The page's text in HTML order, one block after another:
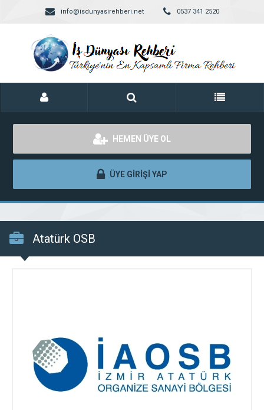
info@isdunyasirehberi.net 0537 341 2520
HEMEN ÜYE OL
ÜYE GİRİŞİ YAP
Atatürk OSB